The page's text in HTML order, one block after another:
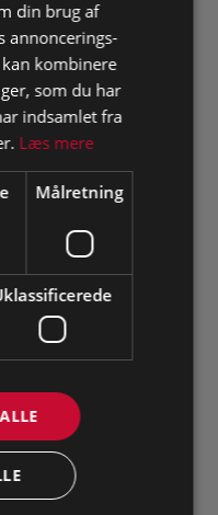
privatlivspolitik
din brug af
annoncerings-
kombinere
som du har
indsamlet fra
Læs mere
Målretning